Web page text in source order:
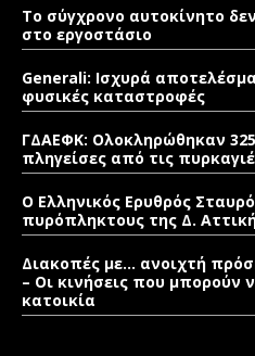
Το σύγχρονο αυτοκίνητο
στο εργοστάσιο
Generali: Ισχυρά
φυσικές καταστροφές
ΓΔΑΕΦΚ: Ολοκληρώθηκαν
πληγείσες από τις
Ο Ελληνικός Ερυθρός
πυρόπληκτους της Δ.
Διακοπές με… ανοιχτή
– Οι κινήσεις που μπορούν
κατοικία